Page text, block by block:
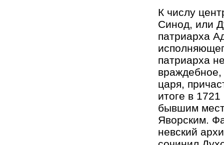
К числу
Синод, или
патриарха
патриарха
враждебное,
царя,
итоге в
бывшим
Яворским.
невский